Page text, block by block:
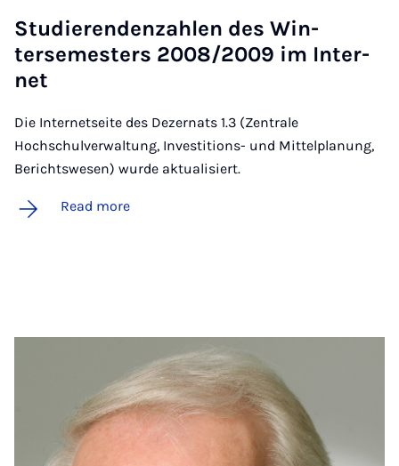
Stud­i­er­enden­zah­len des Win­
tersemesters 2008/2009 im In­ter­
net
Die Internetseite des Dezernats 1.3 (Zentrale
Hochschulverwaltung, Investitions- und Mittelplanung,
Berichtswesen) wurde aktualisiert.
Read more